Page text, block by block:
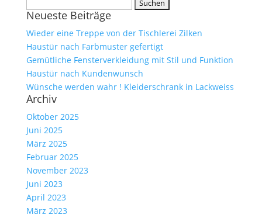
nach:
Neueste Beiträge
Wieder eine Treppe von der Tischlerei Zilken
Haustür nach Farbmuster gefertigt
Gemütliche Fensterverkleidung mit Stil und Funktion
Haustür nach Kundenwunsch
Wünsche werden wahr ! Kleiderschrank in Lackweiss
Archiv
Oktober 2025
Juni 2025
März 2025
Februar 2025
November 2023
Juni 2023
April 2023
März 2023